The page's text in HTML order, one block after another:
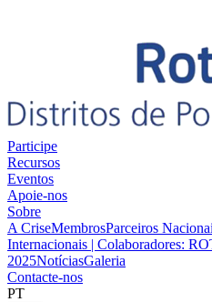
Participe
Recursos
Eventos
Apoie-nos
Sobre
A CriseMembrosParceiros
Internacionais | Colaboradores:
2025NotíciasGaleria
Contacte-nos
PT